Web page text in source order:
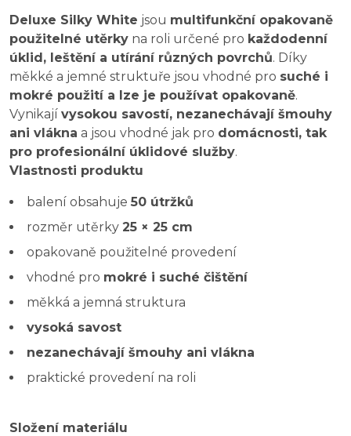
Deluxe Silky White jsou multifunkční opakovaně
použitelné utěrky na roli určené pro každodenní
úklid, leštění a utírání různých povrchů. Díky
měkké a jemné struktuře jsou vhodné pro suché i
mokré použití a lze je používat opakovaně.
Vynikají vysokou savostí, nezanechávají šmouhy
ani vlákna a jsou vhodné jak pro domácnosti, tak
pro profesionální úklidové služby.
Vlastnosti produktu
balení obsahuje 50 útržků
rozměr utěrky 25 × 25 cm
opakovaně použitelné provedení
vhodné pro mokré i suché čištění
měkká a jemná struktura
vysoká savost
nezanechávají šmouhy ani vlákna
praktické provedení na roli
Složení materiálu